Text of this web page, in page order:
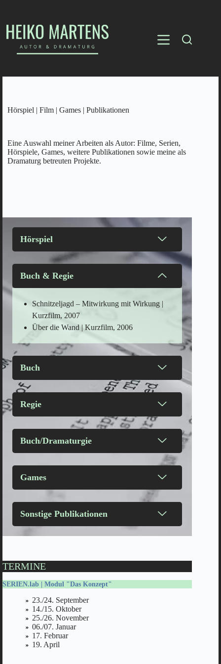
Hörspiel | Film | Games | Publikationen
Eine Auswahl meiner Arbeiten als Autor: Filme, Serien,
Hörspiele, Games, weitere Publikationen sowie meine als
Dramaturg betreuten Projekte.
Hörspiel
Buch & Regie
Schnitzeljagd – Mitwirkung mit Wirkung |
Kurzfilm, 2007
Über die Wand | Kurzfilm, 2006
Buch
Regie
Buch/Dramaturgie
Games
Sonstige Publikationen
TERMINE
SERIEN.lab | Modul "Das Konzept"
23./24. September
14./15. Oktober
25./26. November
06./07. Januar
17. Februar
19. April